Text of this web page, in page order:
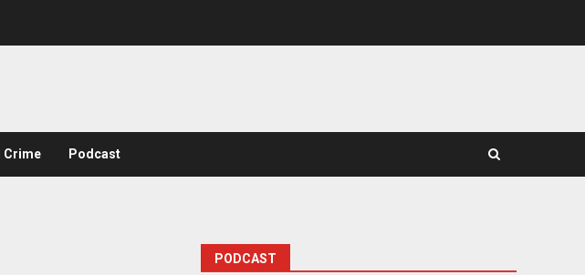
Crime Podcast
PODCAST